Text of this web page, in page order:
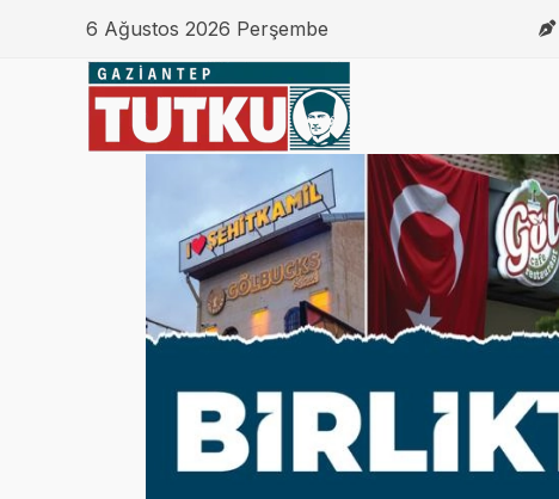
6 Ağustos 2026 Perşembe